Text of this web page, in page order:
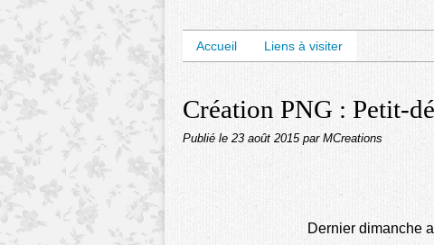
Accueil Liens à visiter
Création PNG : Petit-
Publié le 23 août 2015 par MCreations
Dernier dimanche